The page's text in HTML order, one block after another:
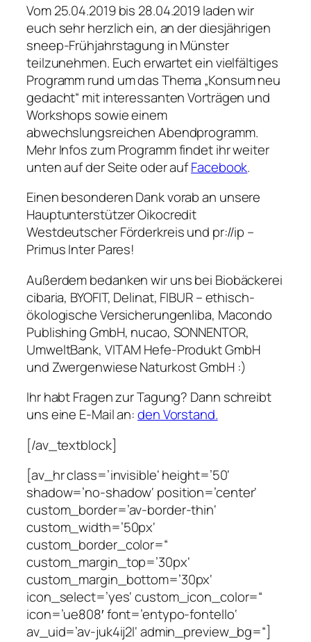
Vom 25.04.2019 bis 28.04.2019 laden wir
euch sehr herzlich ein, an der diesjährigen
sneep-Frühjahrstagung in Münster
teilzunehmen. Euch erwartet ein vielfältiges
Programm rund um das Thema „Konsum neu
gedacht“ mit interessanten Vorträgen und
Workshops sowie einem
abwechslungsreichen Abendprogramm.
Mehr Infos zum Programm findet ihr weiter
unten auf der Seite oder aufFacebook.
Einen besonderen Dank vorab an unsere
Hauptunterstützer Oikocredit
Westdeutscher Förderkreis und pr://ip –
Primus Inter Pares!
Außerdem bedanken wir uns bei Biobäckerei
cibaria, BYOFIT, Delinat, FIBUR – ethisch-
ökologische Versicherungenliba, Macondo
Publishing GmbH, nucao, SONNENTOR,
UmweltBank, VITAM Hefe-Produkt GmbH
und Zwergenwiese Naturkost GmbH :)
Ihr habt Fragen zur Tagung? Dann schreibt
uns eine E-Mail an:den Vorstand.
[/av_textblock]
[av_hr class=’invisible‘ height=’50‘
shadow=’no-shadow‘ position=’center‘
custom_border=’av-border-thin‘
custom_width=’50px‘
custom_border_color=“
custom_margin_top=’30px‘
custom_margin_bottom=’30px‘
icon_select=’yes‘ custom_icon_color=“
icon=’ue808′ font=’entypo-fontello‘
av_uid=’av-juk4ij2l‘ admin_preview_bg=“]